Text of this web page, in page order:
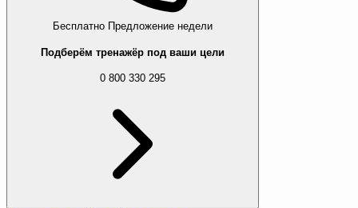
Бесплатно Предложение недели
Подберём тренажёр под ваши цели
0 800 330 295